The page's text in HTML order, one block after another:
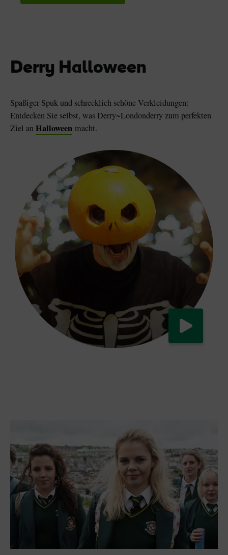
Derry Halloween
Spaßiger Spuk und schrecklich schöne Verkleidungen:
Entdecken Sie selbst, was Derry~Londonderry zum perfekten
Ziel anHalloween macht.